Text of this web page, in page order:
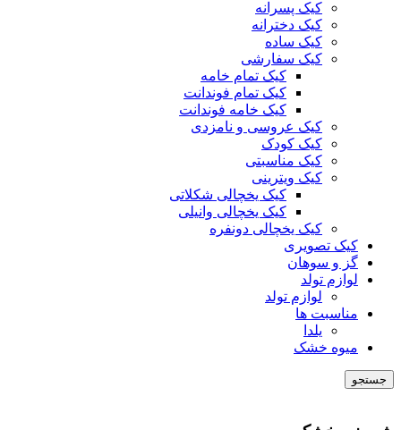
کیک پسرانه
کیک دخترانه
کیک ساده
کیک سفارشی
کیک تمام خامه
کیک تمام فوندانت
کیک خامه فوندانت
کیک عروسی و نامزدی
کیک کودک
کیک مناسبتی
کیک ویترینی
کیک یخچالی شکلاتی
کیک یخچالی وانیلی
کیک یخچالی دونفره
کیک تصویری
گز و سوهان
لوازم تولد
لوازم تولد
مناسبت ها
یلدا
میوه خشک
جستجو